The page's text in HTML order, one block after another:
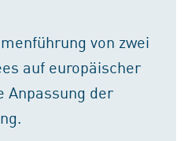
von zwei
auf europäischer
Anpassung der